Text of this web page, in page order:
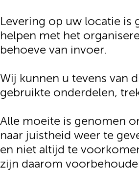
Levering op uw locatie is
helpen met het
behoeve van invoer.
Wij kunnen u tevens van
gebruikte onderdelen,
Alle moeite is genomen
naar juistheid weer te
en niet altijd te
zijn daarom